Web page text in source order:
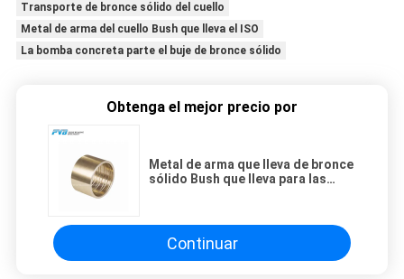
Transporte de bronce sólido del cuello
Metal de arma del cuello Bush que lleva el ISO
La bomba concreta parte el buje de bronce sólido
Obtenga el mejor precio por
Metal de arma que lleva de bronce
sólido Bush que lleva para las
Continuar